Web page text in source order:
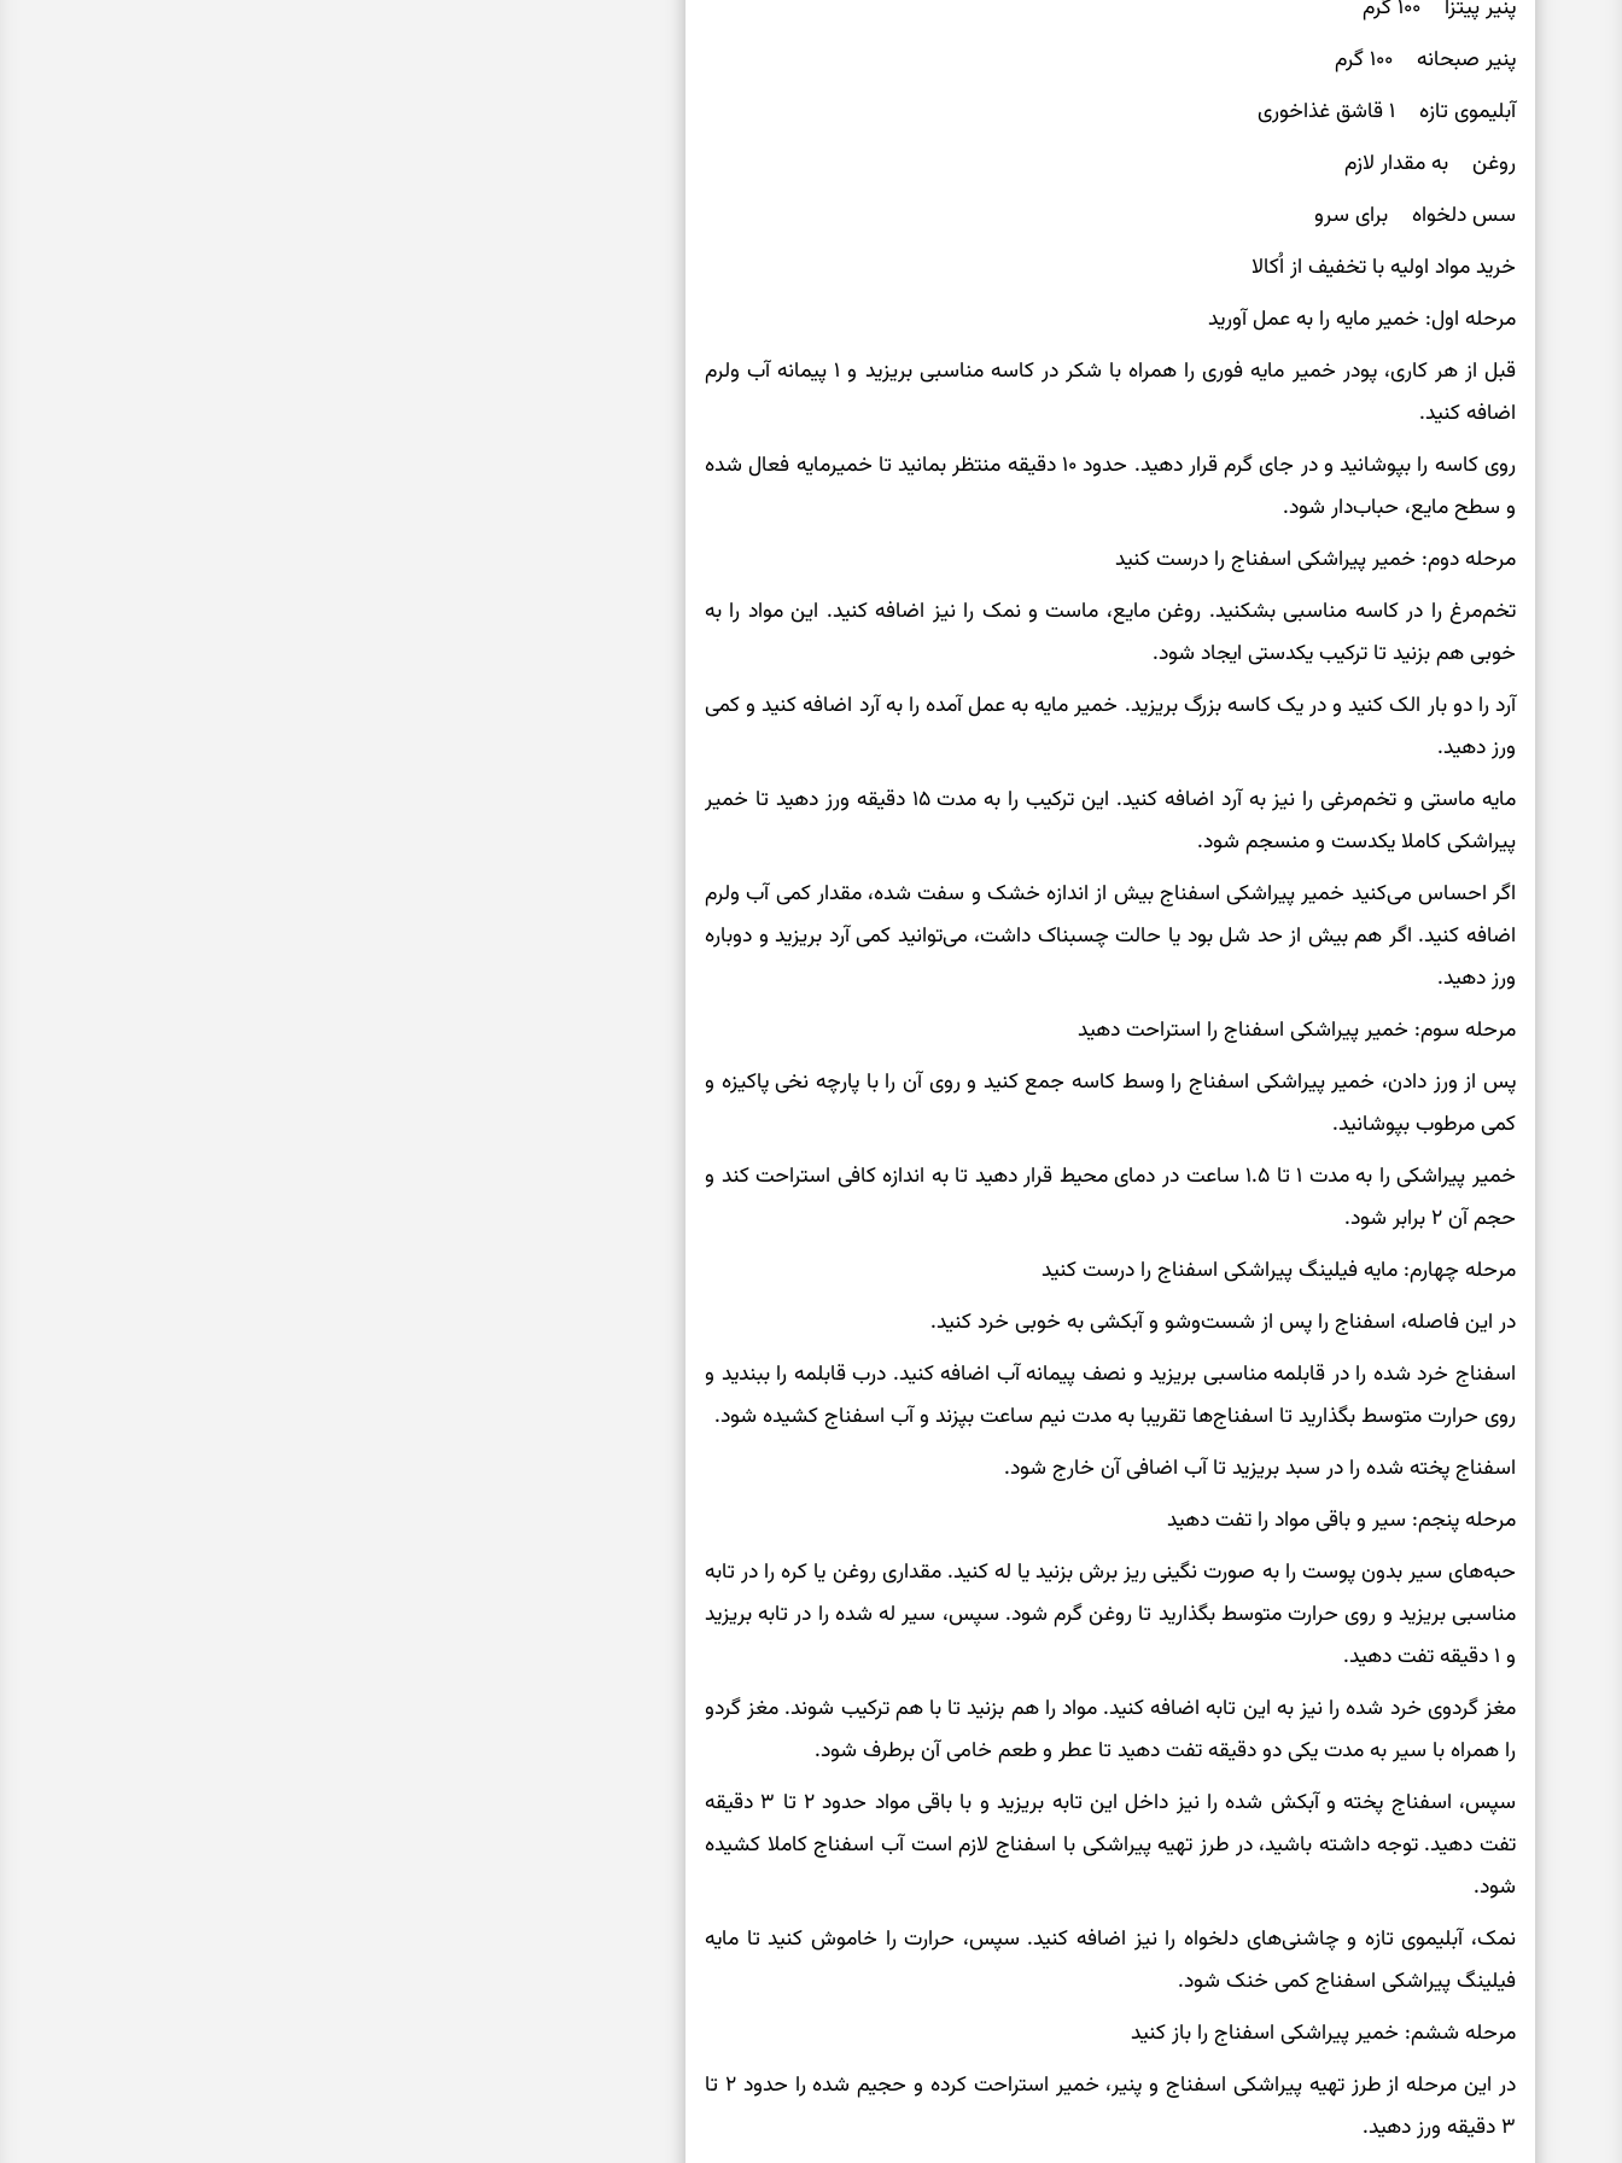
پنیر پیتزا ۱۰۰ گرم
پنیر صبحانه ۱۰۰ گرم
آبلیموی تازه ۱ قاشق غذاخوری
روغن به مقدار لازم
سس دلخواه برای سرو
خرید مواد اولیه با تخفیف از اُکالا
مرحله اول: خمیر مایه را به عمل آورید
قبل از هر کاری، پودر خمیر مایه فوری را همراه با شکر در کاسه مناسبی بریزید و ۱ پیمانه آب ولرم
اضافه کنید.
روی کاسه را بپوشانید و در جای گرم قرار دهید. حدود ۱۰ دقیقه منتظر بمانید تا خمیرمایه فعال شده
و سطح مایع، حباب‌دار شود.
مرحله دوم: خمیر پیراشکی اسفناج را درست کنید
تخم‌مرغ را در کاسه مناسبی بشکنید. روغن مایع، ماست و نمک را نیز اضافه کنید. این مواد را به
خوبی هم بزنید تا ترکیب یکدستی ایجاد شود.
آرد را دو بار الک کنید و در یک کاسه بزرگ بریزید. خمیر مایه به عمل آمده را به آرد اضافه کنید و کمی
ورز دهید.
مایه ماستی و تخم‌مرغی را نیز به آرد اضافه کنید. این ترکیب را به مدت ۱۵ دقیقه ورز دهید تا خمیر
پیراشکی کاملا یکدست و منسجم شود.
اگر احساس می‌کنید خمیر پیراشکی اسفناج بیش از اندازه خشک و سفت شده، مقدار کمی آب ولرم
اضافه کنید. اگر هم بیش از حد شل بود یا حالت چسبناک داشت، می‌توانید کمی آرد بریزید و دوباره
ورز دهید.
مرحله سوم: خمیر پیراشکی اسفناج را استراحت دهید
پس از ورز دادن، خمیر پیراشکی اسفناج را وسط کاسه جمع کنید و روی آن را با پارچه نخی پاکیزه و
کمی مرطوب بپوشانید.
خمیر پیراشکی را به مدت ۱ تا ۱.۵ ساعت در دمای محیط قرار دهید تا به اندازه کافی استراحت کند و
حجم آن ۲ برابر شود.
مرحله چهارم: مایه فیلینگ پیراشکی اسفناج را درست کنید
در این فاصله، اسفناج را پس از شست‌وشو و آبکشی به خوبی خرد کنید.
اسفناج خرد شده را در قابلمه مناسبی بریزید و نصف پیمانه آب اضافه کنید. درب قابلمه را ببندید و
روی حرارت متوسط بگذارید تا اسفناج‌ها تقریبا به مدت نیم ساعت بپزند و آب اسفناج کشیده شود.
اسفناج پخته شده را در سبد بریزید تا آب اضافی آن خارج شود.
مرحله پنجم: سیر و باقی مواد را تفت دهید
حبه‌های سیر بدون پوست را به صورت نگینی ریز برش بزنید یا له کنید. مقداری روغن یا کره را در تابه
مناسبی بریزید و روی حرارت متوسط بگذارید تا روغن گرم شود. سپس، سیر له شده را در تابه بریزید
و ۱ دقیقه تفت دهید.
مغز گردوی خرد شده را نیز به این تابه اضافه کنید. مواد را هم بزنید تا با هم ترکیب شوند. مغز گردو
را همراه با سیر به مدت یکی دو دقیقه تفت دهید تا عطر و طعم خامی آن برطرف شود.
سپس، اسفناج پخته و آبکش شده را نیز داخل این تابه بریزید و با باقی مواد حدود ۲ تا ۳ دقیقه
تفت دهید. توجه داشته باشید، در طرز تهیه پیراشکی با اسفناج لازم است آب اسفناج کاملا کشیده
شود.
نمک، آبلیموی تازه و چاشنی‌های دلخواه را نیز اضافه کنید. سپس، حرارت را خاموش کنید تا مایه
فیلینگ پیراشکی اسفناج کمی خنک شود.
مرحله ششم: خمیر پیراشکی اسفناج را باز کنید
در این مرحله از طرز تهیه پیراشکی اسفناج و پنیر، خمیر استراحت کرده و حجیم شده را حدود ۲ تا
۳ دقیقه ورز دهید.